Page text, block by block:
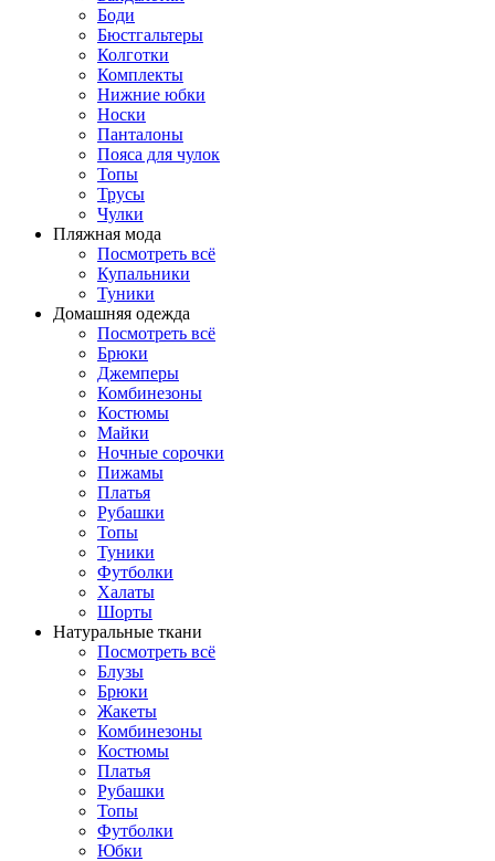
Боди
Бюстгальтеры
Колготки
Комплекты
Нижние юбки
Носки
Панталоны
Поясa для чулок
Топы
Трусы
Чулки
Пляжная мода
Посмотреть всё
Купальники
Туники
Домашняя одежда
Посмотреть всё
Брюки
Джемперы
Комбинезоны
Костюмы
Майки
Ночные сорочки
Пижамы
Платья
Рубашки
Топы
Туники
Футболки
Халаты
Шорты
Натуральные ткани
Посмотреть всё
Блузы
Брюки
Жакеты
Комбинезоны
Костюмы
Платья
Рубашки
Топы
Футболки
Юбки